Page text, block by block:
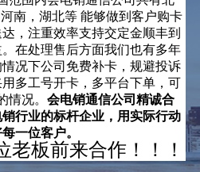
南，湖北等 能够做到客户购卡
，注重效率支持交定金顺丰到
在处理售后方面我们也有多年
况下公司免费补卡，规避投诉
多工号开卡，多平台下单，可
情况。 会电销通信公司精诚合
行业的标杆企业，用实际行动
一位客户。
老板前来合作！！！